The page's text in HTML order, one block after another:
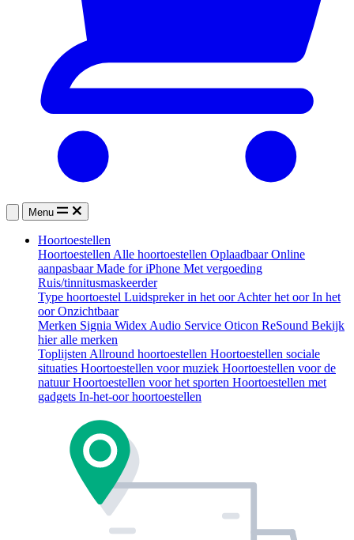
Menu
Hoortoestellen
Hoortoestellen Alle hoortoestellen OplaadbaarOnline
aanpasbaarMade for iPhone Met vergoeding
Ruis/tinnitusmaskeerder
Type hoortoestel Luidspreker in het oorAchter het oorIn het
oorOnzichtbaar
Merken Signia Widex Audio Service Oticon ReSound Bekijk
hier alle merken
Toplijsten Allround hoortoestellen Hoortoestellen sociale
situaties Hoortoestellen voor muziek Hoortoestellen voor de
natuurHoortoestellen voor het sporten Hoortoestellen met
gadgets In-het-oor hoortoestellen